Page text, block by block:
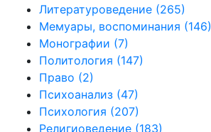
Литературоведение (265)
Мемуары, воспоминания (146)
Монографии (7)
Политология (147)
Право (2)
Психоанализ (47)
Психология (207)
Религиоведение (183)